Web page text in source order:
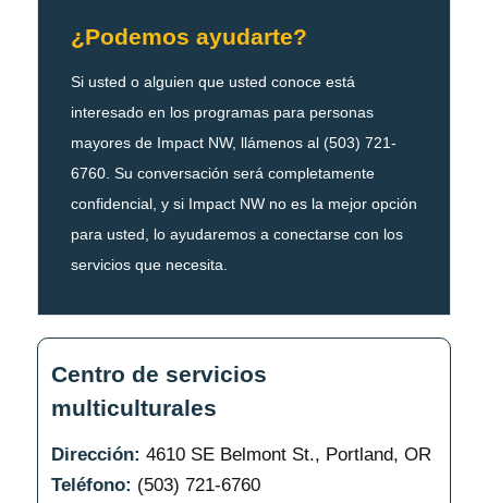
¿Podemos ayudarte?
Si usted o alguien que usted conoce está
interesado en los programas para personas
mayores de Impact NW, llámenos al (503) 721-
6760. Su conversación será completamente
confidencial, y si Impact NW no es la mejor opción
para usted, lo ayudaremos a conectarse con los
servicios que necesita.
Centro de servicios
multiculturales
Dirección: 4610 SE Belmont St., Portland, OR
Teléfono: (503) 721-6760